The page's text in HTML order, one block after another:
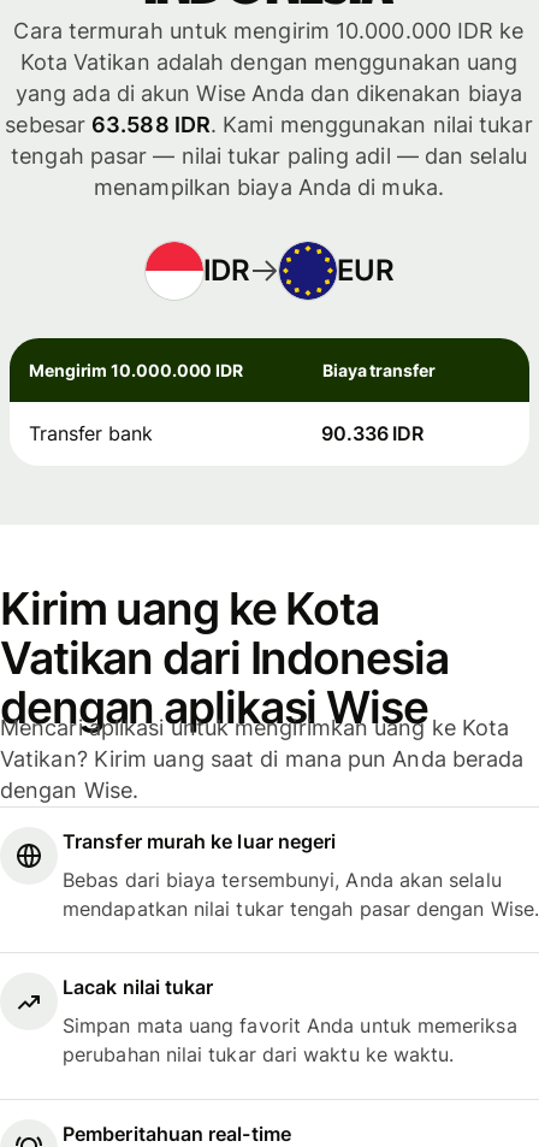
Cara termurah untuk mengirim 10.000.000 IDR ke
Kota Vatikan adalah dengan menggunakan uang
yang ada di akun Wise Anda dan dikenakan biaya
sebesar 63.588 IDR. Kami menggunakan nilai tukar
tengah pasar — nilai tukar paling adil — dan selalu
menampilkan biaya Anda di muka.
IDR EUR
Mengirim 10.000.000 IDR Biaya transfer
Transfer bank 90.336 IDR
Kirim uang ke Kota
Vatikan dari Indonesia
dengan aplikasi Wise
Mencari aplikasi untuk mengirimkan uang ke Kota
Vatikan? Kirim uang saat di mana pun Anda berada
dengan Wise.
Transfer murah ke luar negeri
Bebas dari biaya tersembunyi, Anda akan selalu
mendapatkan nilai tukar tengah pasar dengan Wise.
Lacak nilai tukar
Simpan mata uang favorit Anda untuk memeriksa
perubahan nilai tukar dari waktu ke waktu.
Pemberitahuan real-time